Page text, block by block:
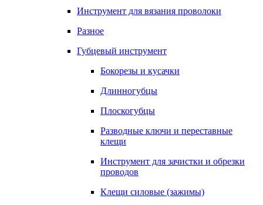
Инструмент для вязания проволоки
Разное
Губцевый инструмент
Бокорезы и кусачки
Длинногубцы
Плоскогубцы
Разводные ключи и переставные
клещи
Инструмент для зачистки и обрезки
проводов
Клещи силовые (зажимы)